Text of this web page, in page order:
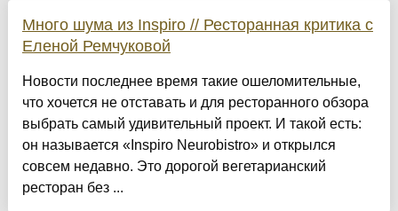
Много шума из Inspiro // Ресторанная критика с
Еленой Ремчуковой
Новости последнее время такие ошеломительные,
что хочется не отставать и для ресторанного обзора
выбрать самый удивительный проект. И такой есть:
он называется «Inspiro Neurobistro» и открылся
совсем недавно. Это дорогой вегетарианский
ресторан без ...